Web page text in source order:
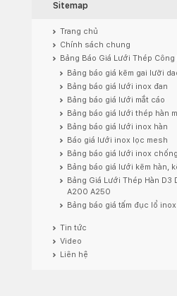
Sitemap
Trang chủ
Chính sách chung
Bảng Báo Giá Lưới Thép
Bảng báo giá kẽm gai lưỡi
Bảng báo giá lưới inox đan
Bảng báo giá lưới mắt cáo
Bảng báo giá lưới thép hàn
Bảng báo giá lưới inox hàn
Báo giá lưới inox lọc mesh
Bảng báo giá lưới inox
Bảng báo giá lưới kẽm hàn,
Bảng Giá Lưới Thép Hàn D3
A200 A250
Bảng báo giá tấm đục lổ
Tin tức
Video
Liên hệ